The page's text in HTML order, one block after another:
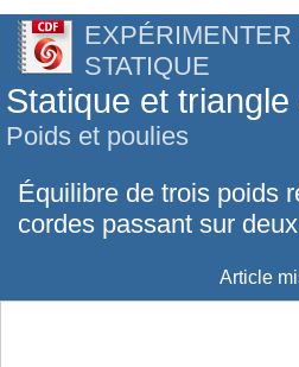
EXPÉRIMENTER
STATIQUE
Statique et
Poids et poulies
Équilibre de trois poids
cordes passant sur
Article